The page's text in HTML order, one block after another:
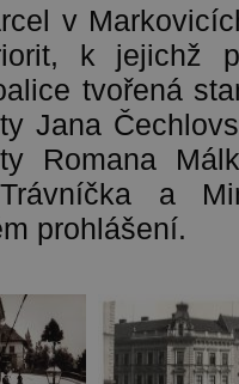
v
k jejichž
tvořená
Jana
Romana
a
prohlášení.